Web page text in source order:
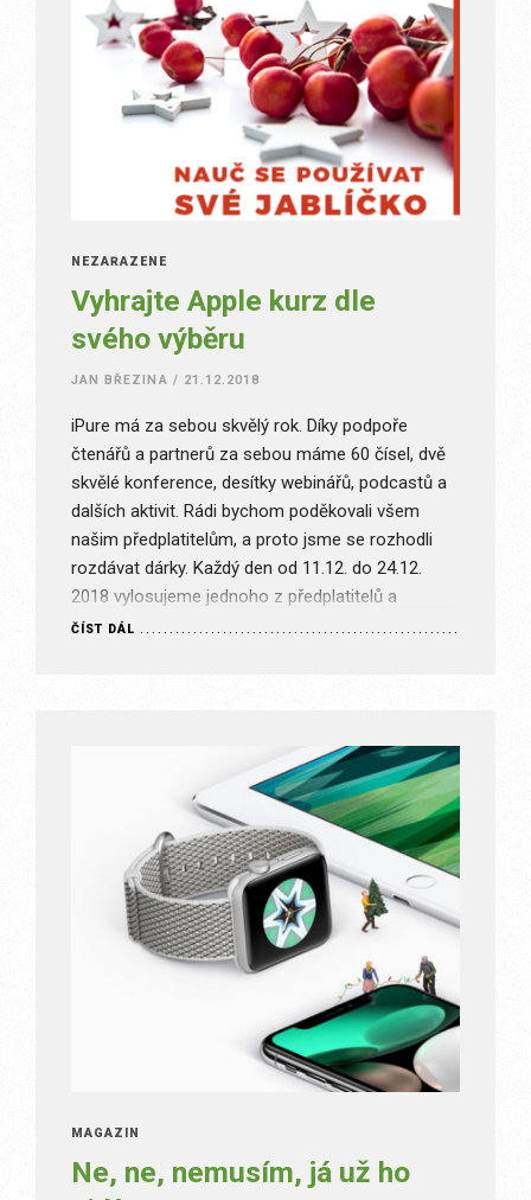
NEZAŘAZENÉ
Vyhrajte Apple kurz dle
svého výběru
JAN BŘEZINA / 21.12.2018
iPure má za sebou skvělý rok. Díky podpoře
čtenářů a partnerů za sebou máme 60 čísel, dvě
skvělé konference, desítky webinářů, podcastů a
dalších aktivit. Rádi bychom poděkovali všem
našim předplatitelům, a proto jsme se rozhodli
rozdávat dárky. Každý den od 11.12. do 24.12.
2018 vylosujeme jednoho z předplatitelů a
zašleme mu dárkový poukaz na…
ČÍST DÁL
MAGAZÍN
Ne, ne, nemusím, já už ho